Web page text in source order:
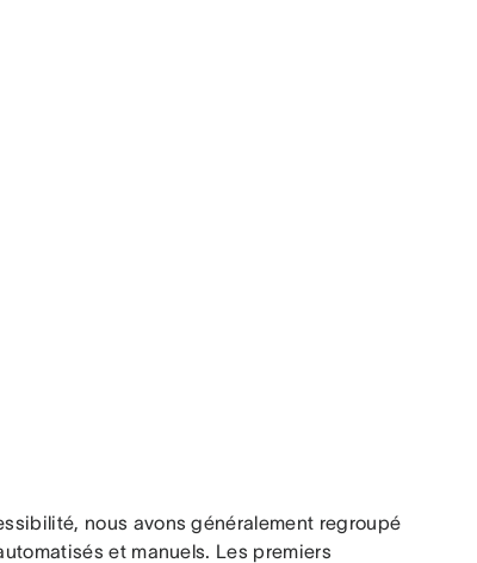
nous avons généralement regroupé
et manuels. Les premiers